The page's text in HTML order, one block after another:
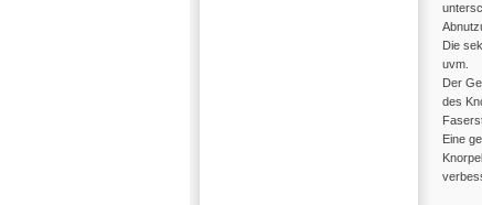
Die
uvm.
Der
des
Eine